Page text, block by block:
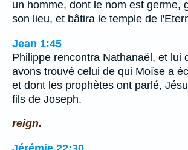
un homme, dont le nom est germe,
son lieu, et bâtira le temple de
Jean 1:45
Philippe rencontra Nathanaël, et lui
avons trouvé celui de qui Moïse a
et dont les prophètes ont parlé,
fils de Joseph.
reign.